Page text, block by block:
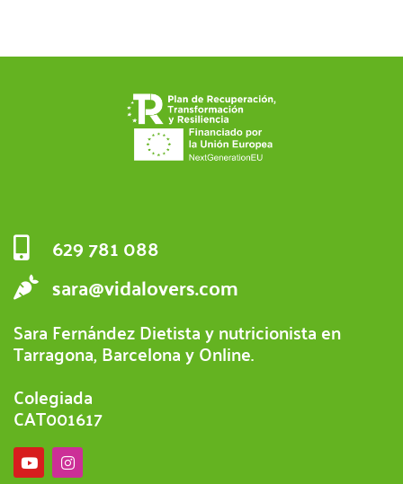
629 781 088
sara@vidalovers.com
Sara Fernández Dietista y nutricionista en
Tarragona, Barcelona y Online.
Colegiada
CAT001617